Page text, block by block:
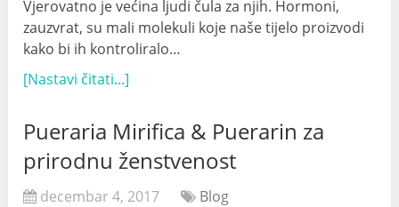
Vjerovatno je većina ljudi čula za njih. Hormoni,
zauzvrat, su mali molekuli koje naše tijelo proizvodi
kako bi ih kontroliralo…
[Nastavi čitati...]
Pueraria Mirifica & Puerarin za
prirodnu ženstvenost
decembar 4, 2017 Blog